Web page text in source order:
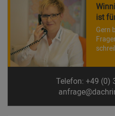
ist
Gern
Telefon: +49 (0)